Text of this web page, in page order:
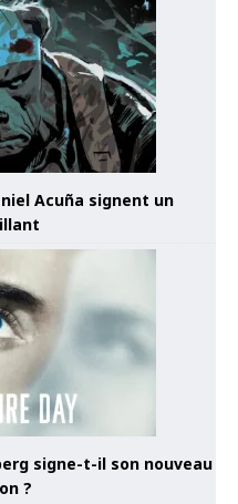
Acuña signent un
signe-t-il son nouveau
?